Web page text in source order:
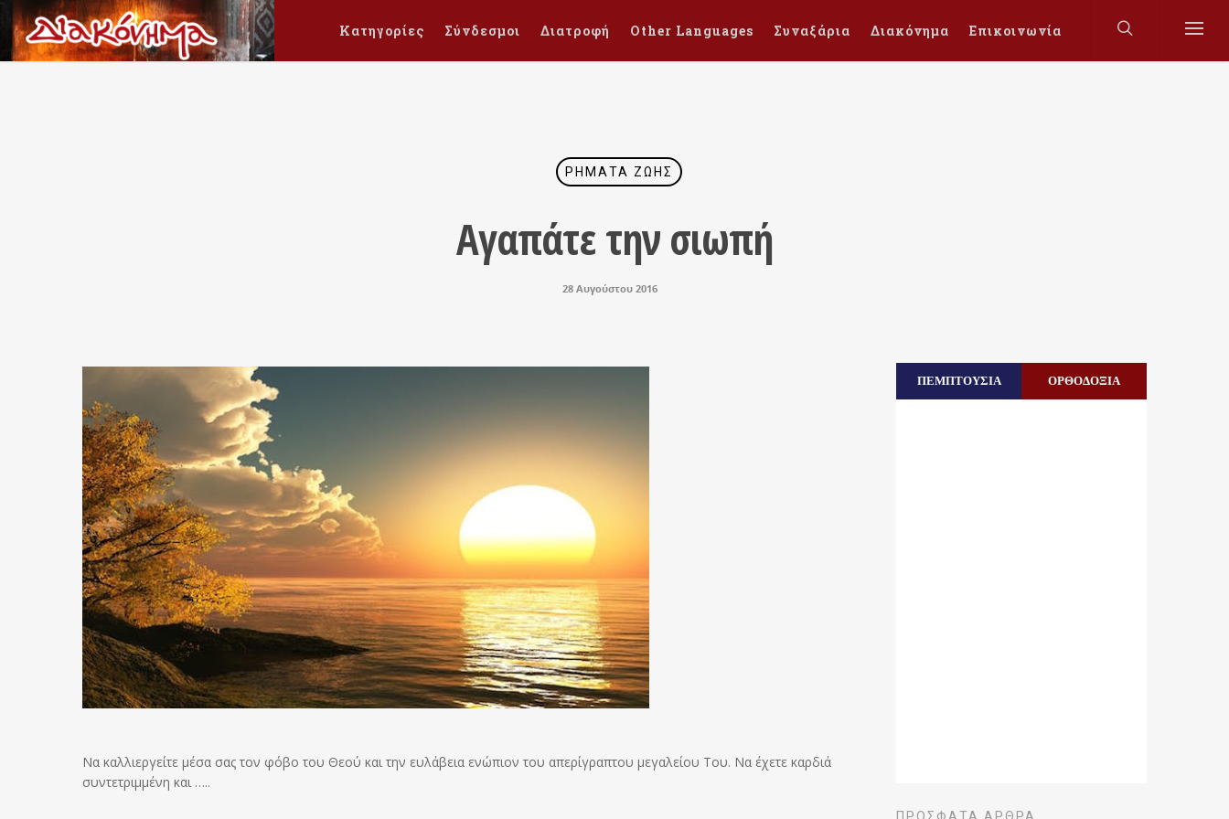
Κατηγορίες Σύνδεσμοι Διατροφή Other Languages Συναξάρια Διακόνημα Επικοινωνία
ΡΉΜΑΤΑ ΖΩΉΣ
Αγαπάτε την σιωπή
28 Αυγούστου 2016
Να καλλιεργείτε μέσα σας τον φόβο του Θεού και την ευλάβεια ενώπιον του απερίγραπτου μεγαλείου Του. Να έχετε καρδιά
συντετριμμένη και …..
ΠΕΜΠΤΟΥΣΙΑ ΟΡΘΟΔΟΞΙΑ